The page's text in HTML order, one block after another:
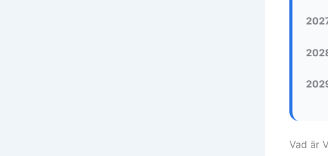
Vad är